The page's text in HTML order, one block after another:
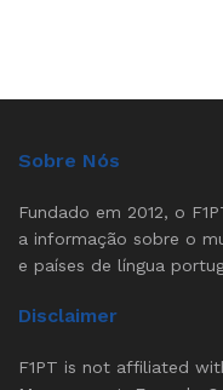
Sobre Nós
Fundado em 2012, o
a informação sobre o
e países de língua
Disclaimer
F1PT is not affiliated